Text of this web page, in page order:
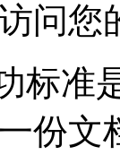
问您
标准
份文